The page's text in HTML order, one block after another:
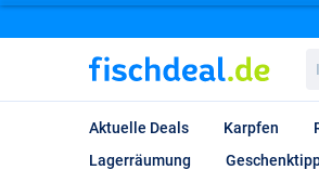
Aktuelle Deals Karpfen
Lagerräumung